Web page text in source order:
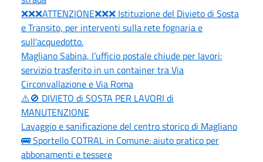
❌❌❌ATTENZIONE❌❌❌ Istituzione del Divieto di Sosta
e Transito, per interventi sulla rete fognaria e
sull'acquedotto.
Magliano Sabina, l’ufficio postale chiude per lavori:
servizio trasferito in un container tra Via
Circonvallazione e Via Roma
⚠️🚫 DIVIETO di SOSTA PER LAVORI di
MANUTENZIONE
Lavaggio e sanificazione del centro storico di Magliano
🚌 Sportello COTRAL in Comune: aiuto pratico per
abbonamenti e tessere